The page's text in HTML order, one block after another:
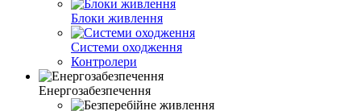
Блоки живлення
Системи оходження
Контролери
Енергозабезпечення